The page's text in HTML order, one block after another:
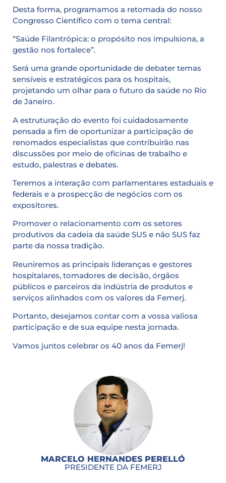
Desta forma, programamos a retomada do nosso
Congresso Científico com o tema central:
“Saúde Filantrópica: o propósito nos impulsiona, a
gestão nos fortalece”.
Será uma grande oportunidade de debater temas
sensíveis e estratégicos para os hospitais,
projetando um olhar para o futuro da saúde no Rio
de Janeiro.
A estruturação do evento foi cuidadosamente
pensada a fim de oportunizar a participação de
renomados especialistas que contribuirão nas
discussões por meio de oficinas de trabalho e
estudo, palestras e debates.
Teremos a interação com parlamentares estaduais e
federais e a prospecção de negócios com os
expositores.
Promover o relacionamento com os setores
produtivos da cadeia da saúde SUS e não SUS faz
parte da nossa tradição.
Reuniremos as principais lideranças e gestores
hospitalares, tomadores de decisão, órgãos
públicos e parceiros da indústria de produtos e
serviços alinhados com os valores da Femerj.
Portanto, desejamos contar com a vossa valiosa
participação e de sua equipe nesta jornada.
Vamos juntos celebrar os 40 anos da Femerj!
MARCELO HERNANDES PERELLÓ
PRESIDENTE DA FEMERJ